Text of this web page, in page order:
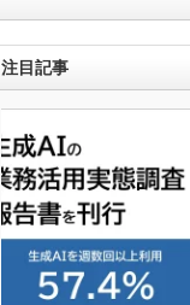
注目記事